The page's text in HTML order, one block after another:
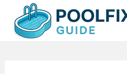
Inhalt
springen